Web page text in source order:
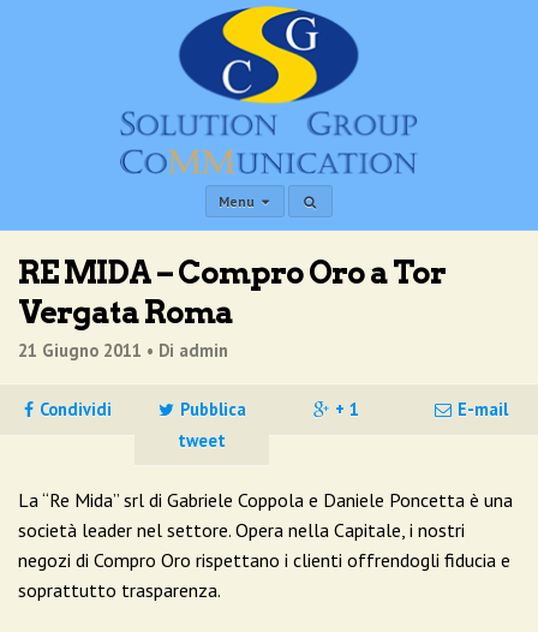
Menu
RE MIDA – Compro Oro a Tor
Vergata Roma
21 Giugno 2011 • Di admin
Condividi
Pubblica
tweet
+ 1 E-mail
La “Re Mida” srl di Gabriele Coppola e Daniele Poncetta è una
società leader nel settore. Opera nella Capitale, i nostri
negozi di Compro Oro rispettano i clienti offrendogli fiducia e
soprattutto trasparenza.